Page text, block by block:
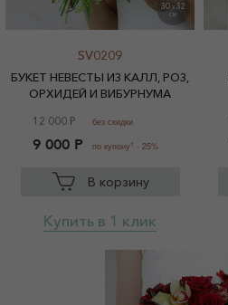
30 X32
СМ
SV0209
БУКЕТ НЕВЕСТЫ ИЗ КАЛЛ, РОЗ,
ОРХИДЕЙ И ВИБУРНУМА
12 000 Р без скидки
9 000 Р по купону 1 - 25%
В корзину
Купить в 1 клик